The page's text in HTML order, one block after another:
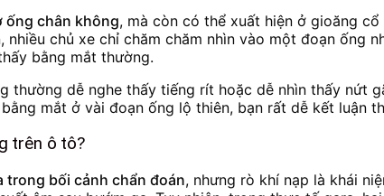
ống chân không, mà còn có thể xuất hiện ở gioăng
nhiều chủ xe chỉ chăm chăm nhìn vào một đoạn ống
bằng mắt thường.
thường dễ nghe thấy tiếng rít hoặc dễ nhìn thấy nứt
mắt ở vài đoạn ống lộ thiên, bạn rất dễ kết luận
trên ô tô?
trong bối cảnh chẩn đoán, nhưng rò khí nạp là khái